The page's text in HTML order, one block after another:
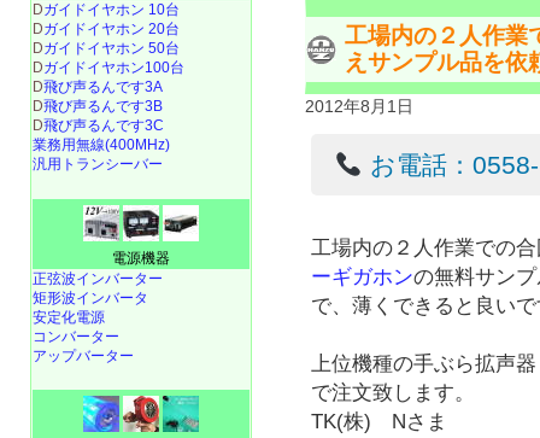
工場内の２人作業
えサンプル品を依
2012年8月1日
お電話：
工場内の２人作業での
ーギガホンの無料サン
で、薄くできると良い
上位機種の手ぶら拡声
で注文致します。
TK(株) Nさま
Dガイドイヤホン 10台
Dガイドイヤホン 20台
Dガイドイヤホン 50台
Dガイドイヤホン100台
D飛び声るんです3A
D飛び声るんです3B
D飛び声るんです3C
業務用無線(400MHz)
汎用トランシーバー
電源機器
正弦波インバーター
矩形波インバータ
安定化電源
コンバーター
アップバーター